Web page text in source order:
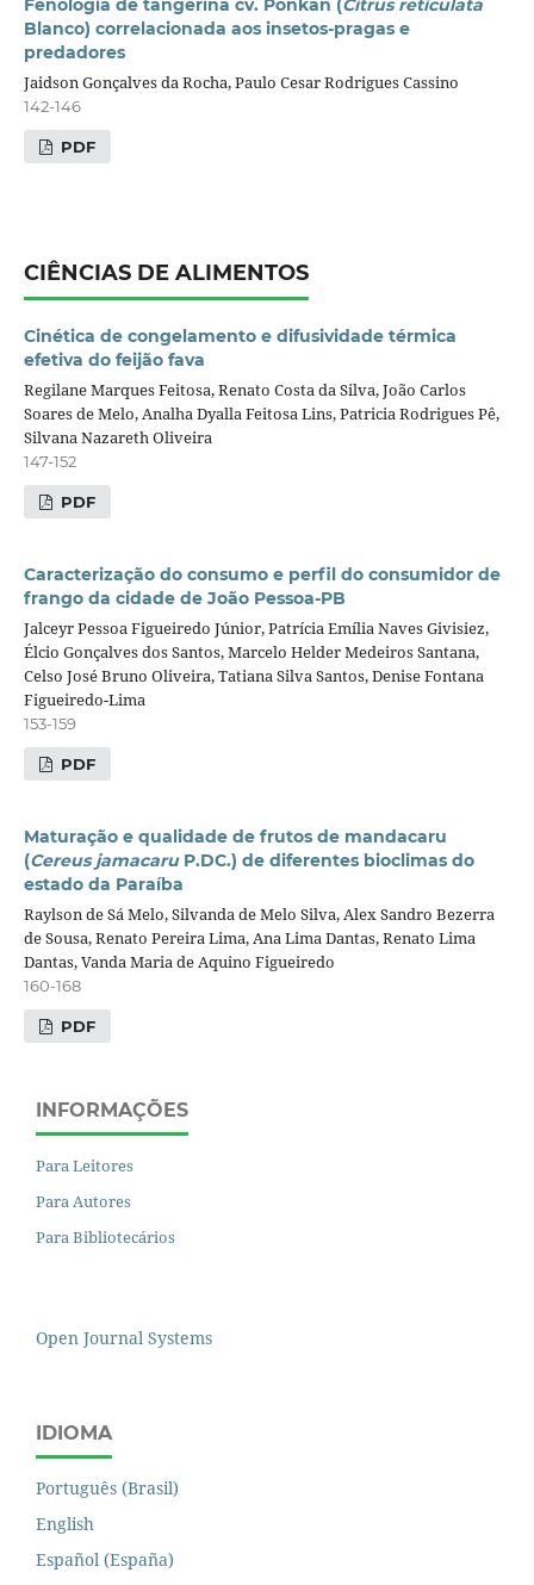
Fenologia de tangerina cv. Ponkan (Citrus reticulata
Blanco) correlacionada aos insetos-pragas e
predadores
Jaidson Gonçalves da Rocha, Paulo Cesar Rodrigues Cassino
142-146
PDF
CIÊNCIAS DE ALIMENTOS
Cinética de congelamento e difusividade térmica
efetiva do feijão fava
Regilane Marques Feitosa, Renato Costa da Silva, João Carlos
Soares de Melo, Analha Dyalla Feitosa Lins, Patricia Rodrigues Pê,
Silvana Nazareth Oliveira
147-152
PDF
Caracterização do consumo e perfil do consumidor de
frango da cidade de João Pessoa-PB
Jalceyr Pessoa Figueiredo Júnior, Patrícia Emília Naves Givisiez,
Élcio Gonçalves dos Santos, Marcelo Helder Medeiros Santana,
Celso José Bruno Oliveira, Tatiana Silva Santos, Denise Fontana
Figueiredo-Lima
153-159
PDF
Maturação e qualidade de frutos de mandacaru
(Cereus jamacaruP.DC.) de diferentes bioclimas do
estado da Paraíba
Raylson de Sá Melo, Silvanda de Melo Silva, Alex Sandro Bezerra
de Sousa, Renato Pereira Lima, Ana Lima Dantas, Renato Lima
Dantas, Vanda Maria de Aquino Figueiredo
160-168
PDF
INFORMAÇÕES
Para Leitores
Para Autores
Para Bibliotecários
Open Journal Systems
IDIOMA
Português (Brasil)
English
Español (España)